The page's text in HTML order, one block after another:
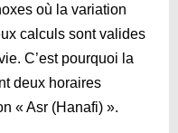
où la variation
calculs sont valides
C’est pourquoi la
deux horaires
« Asr (Hanafi) ».